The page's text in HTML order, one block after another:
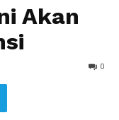
Akan
0